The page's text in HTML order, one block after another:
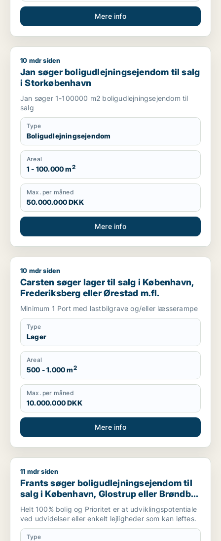
Mere info
Jan søger boligudlejningsejendom til salg i Storkøbenhavn
10 mdr siden
Jan søger boligudlejningsejendom til salg
i Storkøbenhavn
Jan søger 1-100000 m2 boligudlejningsejendom til
salg
Type
Boligudlejningsejendom
Areal
1 - 100.000 m2
Max. per måned
50.000.000 DKK
Mere info
Carsten søger lager til salg i København, Frederiksberg
10 mdr siden
Carsten søger lager til salg i København,
Frederiksberg eller Ørestad m.fl.
Minimum 1 Port med lastbilgrave og/eller læsserampe
Type
Lager
Areal
500 - 1.000 m2
Max. per måned
10.000.000 DKK
Mere info
Frants søger boligudlejningsejendom til salg i København,
11 mdr siden
Frants søger boligudlejningsejendom til
salg i København, Glostrup eller Brøndby
m.fl.
Helt 100% bolig og Prioritet er at udviklingspotentiale
ved udvidelser eller enkelt lejligheder som kan løftes.
Type